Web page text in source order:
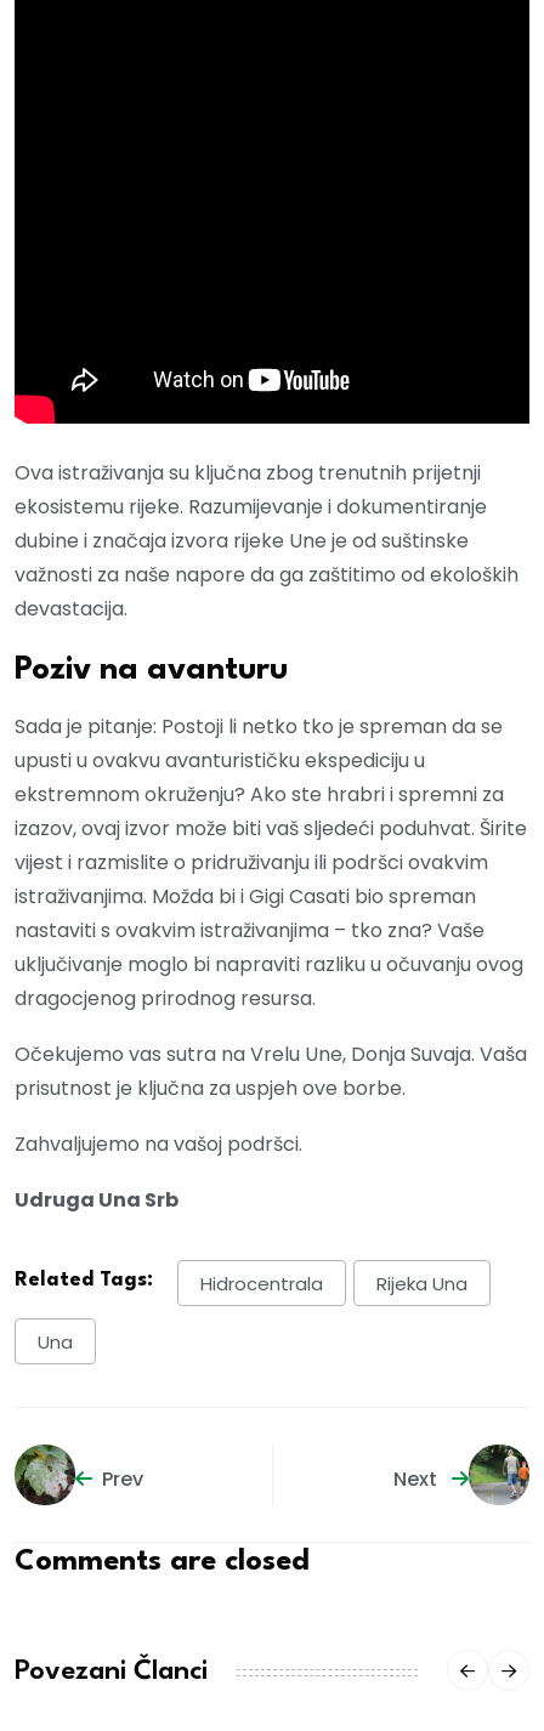
Ova istraživanja su ključna zbog trenutnih prijetnji
ekosistemu rijeke. Razumijevanje i dokumentiranje
dubine i značaja izvora rijeke Une je od suštinske
važnosti za naše napore da ga zaštitimo od ekoloških
devastacija.
Poziv na avanturu
Sada je pitanje: Postoji li netko tko je spreman da se
upusti u ovakvu avanturističku ekspediciju u
ekstremnom okruženju? Ako ste hrabri i spremni za
izazov, ovaj izvor može biti vaš sljedeći poduhvat. Širite
vijest i razmislite o pridruživanju ili podršci ovakvim
istraživanjima. Možda bi i Gigi Casati bio spreman
nastaviti s ovakvim istraživanjima – tko zna? Vaše
uključivanje moglo bi napraviti razliku u očuvanju ovog
dragocjenog prirodnog resursa.
Očekujemo vas sutra na Vrelu Une, Donja Suvaja. Vaša
prisutnost je ključna za uspjeh ove borbe.
Zahvaljujemo na vašoj podršci.
Udruga Una Srb
Related Tags: Hidrocentrala Rijeka Una
Una
Prev Next
Comments are closed
Povezani Članci